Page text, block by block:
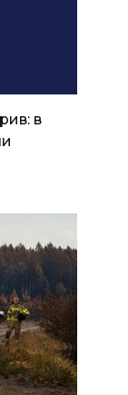
в